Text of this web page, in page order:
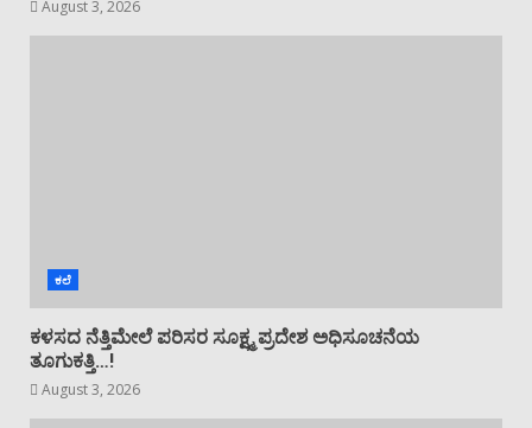
August 3, 2026
ಕಲೆ
ಕಳಸದ ನೆತ್ತಿಮೇಲೆ ಪರಿಸರ ಸೂಕ್ಷ್ಮ ಪ್ರದೇಶ ಅಧಿಸೂಚನೆಯ
ತೂಗುಕತ್ತಿ…!
August 3, 2026